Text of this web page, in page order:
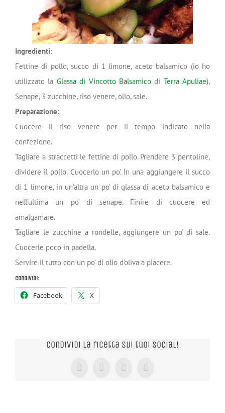
Ingredienti:
Fettine di pollo, succo di 1 limone, aceto balsamico (io ho
utilizzato la Glassa di Vincotto Balsamicodi Terra Apuliae),
Senape, 3 zucchine, riso venere, olio, sale.
Preparazione:
Cuocere il riso venere per il tempo indicato nella
confezione.
Tagliare a straccetti le fettine di pollo. Prendere 3 pentoline,
dividere il pollo. Cuocerlo un po’. In una aggiungere il succo
di 1 limone, in un’altra un po’ di glassa di aceto balsamico e
nell’ultima un po’ di senape. Finire di cuocere ed
amalgamare.
Tagliare le zucchine a rondelle, aggiungere un po’ di sale.
Cuocerle poco in padella.
Servire il tutto con un po’ di olio d’oliva a piacere.
Condividi:
Facebook X
Condividi la ricetta sui tuoi Social!
Facebook
X TumblrPinterest